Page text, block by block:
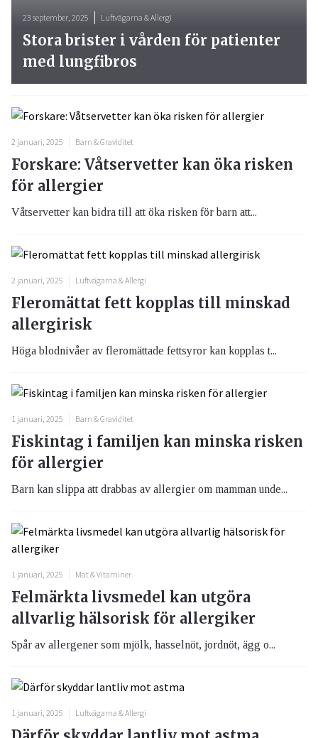
23 september, 2025 Luftvägarna & Allergi
Stora brister i vården för patienter
med lungfibros
2 januari, 2025 Barn & Graviditet
Forskare: Våtservetter kan öka risken
för allergier
Våtservetter kan bidra till att öka risken för barn att...
2 januari, 2025 Luftvägarna & Allergi
Fleromättat fett kopplas till minskad
allergirisk
Höga blodnivåer av fleromättade fettsyror kan kopplas t...
1 januari, 2025 Barn & Graviditet
Fiskintag i familjen kan minska risken
för allergier
Barn kan slippa att drabbas av allergier om mamman unde...
1 januari, 2025 Mat & Vitaminer
Felmärkta livsmedel kan utgöra
allvarlig hälsorisk för allergiker
Spår av allergener som mjölk, hasselnöt, jordnöt, ägg o...
1 januari, 2025 Luftvägarna & Allergi